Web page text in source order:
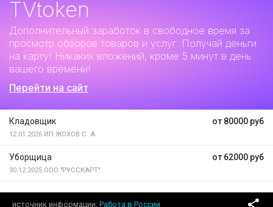
TVtoken
Дополнительный заработок в свободное время за
просмотр обзоров товаров и услуг. Получай деньги
на карту! Никаких вложений, кроме 5 минут в день
вашего времени!
Перейти на сайт
от 80000 руб
Кладовщик
12.01.2026 ИП ЖОХОВ С. А.
от 62000 руб
Уборщица
30.12.2025 ООО "РУССКАРТ"
источник информации Работа в России